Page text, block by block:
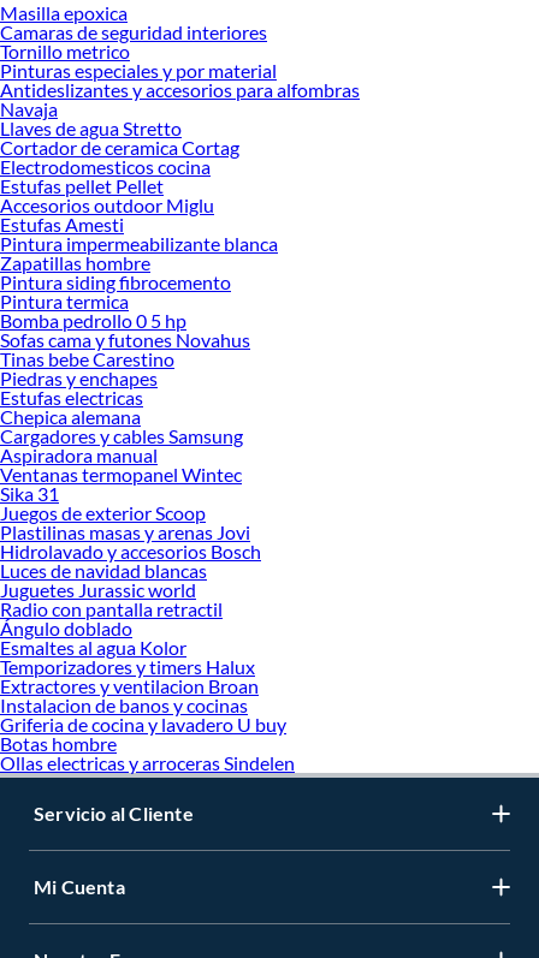
Masilla epoxica
Camaras de seguridad interiores
Tornillo metrico
Pinturas especiales y por material
Antideslizantes y accesorios para alfombras
Navaja
Llaves de agua Stretto
Cortador de ceramica Cortag
Electrodomesticos cocina
Estufas pellet Pellet
Accesorios outdoor Miglu
Estufas Amesti
Pintura impermeabilizante blanca
Zapatillas hombre
Pintura siding fibrocemento
Pintura termica
Bomba pedrollo 0 5 hp
Sofas cama y futones Novahus
Tinas bebe Carestino
Piedras y enchapes
Estufas electricas
Chepica alemana
Cargadores y cables Samsung
Aspiradora manual
Ventanas termopanel Wintec
Sika 31
Juegos de exterior Scoop
Plastilinas masas y arenas Jovi
Hidrolavado y accesorios Bosch
Luces de navidad blancas
Juguetes Jurassic world
Radio con pantalla retractil
Ángulo doblado
Esmaltes al agua Kolor
Temporizadores y timers Halux
Extractores y ventilacion Broan
Instalacion de banos y cocinas
Griferia de cocina y lavadero U buy
Botas hombre
Ollas electricas y arroceras Sindelen
Servicio al Cliente
Mi Cuenta